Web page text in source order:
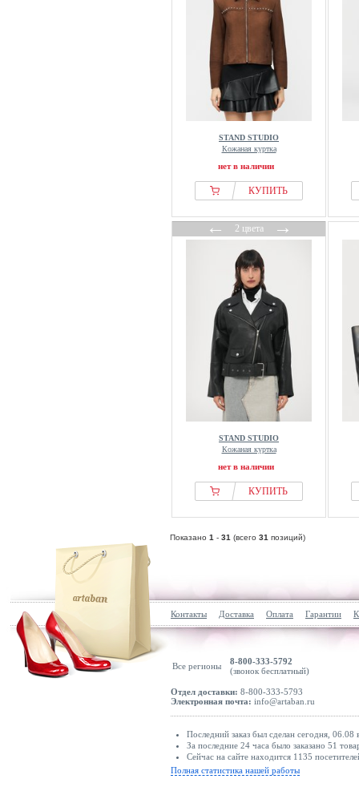
STAND STUDIO
Кожаная куртка
нет в наличии
КУПИТЬ
←2 цвета→
STAND STUDIO
Кожаная куртка
нет в наличии
КУПИТЬ
Показано 1 - 31 (всего 31 позиций)
Контакты Доставка Оплата Гарантии
Все регионы
8-800-333-5792
(звонок бесплатный)
Отдел доставки: 8-800-333-5793
Электронная почта: info@artaban.ru
Последний заказ был сделан сегодня,
За последние 24 часа было заказано 51
Сейчас на сайте находится 1135
Полная статистика нашей работы